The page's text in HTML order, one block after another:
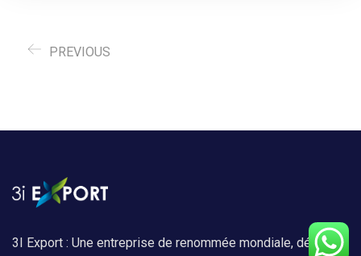
PREVIOUS
3I Export : Une entreprise de renommée mondiale, dédiée à